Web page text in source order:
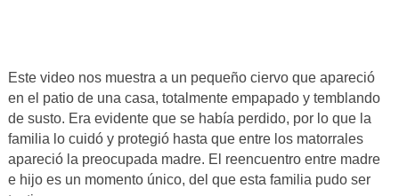
Este video nos muestra a un pequeño ciervo que apareció
en el patio de una casa, totalmente empapado y temblando
de susto. Era evidente que se había perdido, por lo que la
familia lo cuidó y protegió hasta que entre los matorrales
apareció la preocupada madre. El reencuentro entre madre
e hijo es un momento único, del que esta familia pudo ser